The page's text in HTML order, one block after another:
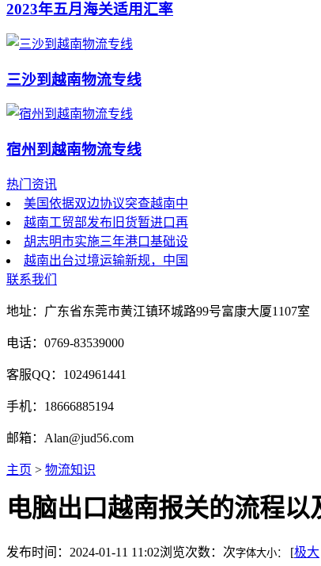
2023年五月海关适用汇率
三沙到越南物流专线
宿州到越南物流专线
热门资讯
美国依据双边协议突查越南中
越南工贸部发布旧货暂进口再
胡志明市实施三年港口基础设
越南出台过境运输新规，中国
联系我们
地址：广东省东莞市黄江镇环城路99号富康大厦1107室
电话：0769-83539000
客服QQ：1024961441
手机：18666885194
邮箱：Alan@jud56.com
主页 > 物流知识
电脑出口越南报关的流程以
发布时间：2024-01-11 11:02浏览次数： 次字体大小： [极大